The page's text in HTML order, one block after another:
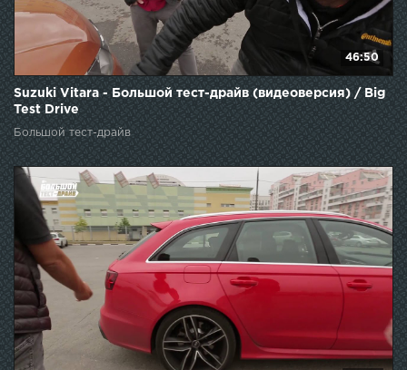
46:50
Suzuki Vitara - Большой тест-драйв (видеоверсия) / Big
Test Drive
Большой тест-драйв